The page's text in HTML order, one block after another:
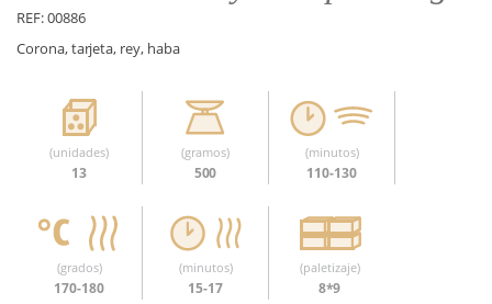
REF: 00886
Corona, tarjeta, rey, haba
(unidades)
13
(gramos)
500
(minutos)
110-130
(grados)
170-180
(minutos)
15-17
(paletizaje)
8*9